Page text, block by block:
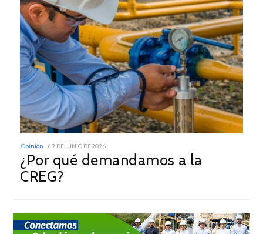
Opinión
POSTED
2 DE JUNIO DE 2026
¿Por qué demandamos a la
CREG?